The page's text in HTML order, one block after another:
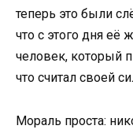
теперь это были
что с этого дня её
человек, который
что считал своей
Мораль проста: